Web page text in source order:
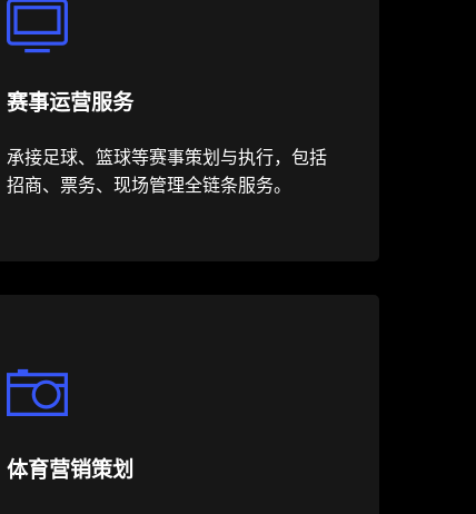
赛事运营服务
承接足球、篮球等赛事策划与执行，包括
招商、票务、现场管理全链条服务。
体育营销策划